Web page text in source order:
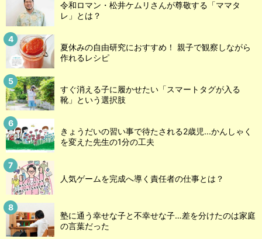
令和ロマン・松井ケムリさんが尊敬する「ママタ
レ」とは？
夏休みの自由研究におすすめ！ 親子で観察しながら
作れるレシピ
すぐ消える子に履かせたい「スマートタグが入る
靴」という選択肢
きょうだいの習い事で待たされる2歳児...かんしゃく
を変えた先生の1分の工夫
人気ゲームを完成へ導く責任者の仕事とは？
塾に通う幸せな子と不幸せな子…差を分けたのは家庭
の言葉だった